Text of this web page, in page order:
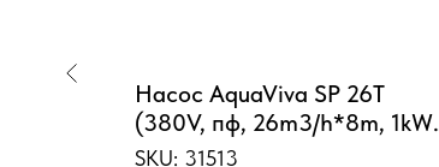
Насос AquaViva SP 26Т
(380V, пф, 26m3/h*8m, 1kW,
1,34HP)
SKU: 31513